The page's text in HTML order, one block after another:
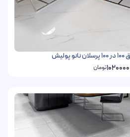
1020000تومان